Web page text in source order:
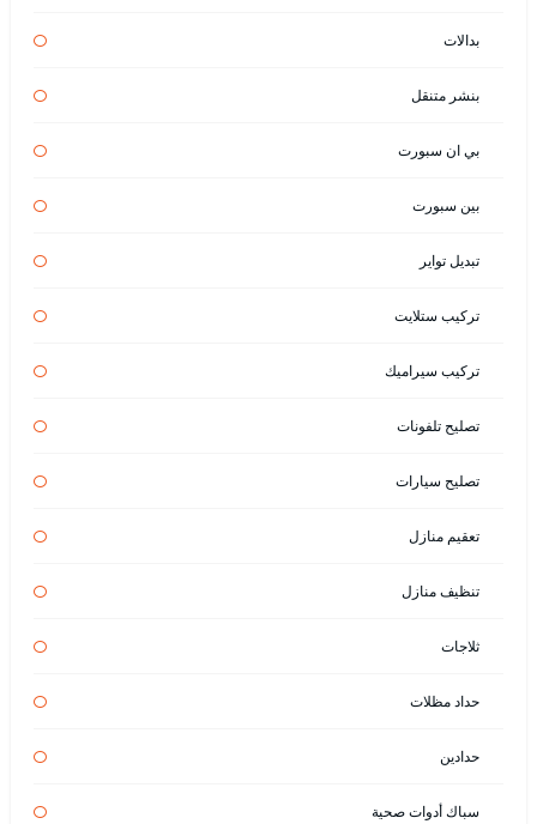
بدالات
بنشر متنقل
بي ان سبورت
بين سبورت
تبديل تواير
تركيب ستلايت
تركيب سيراميك
تصليح تلفونات
تصليح سيارات
تعقيم منازل
تنظيف منازل
ثلاجات
حداد مظلات
حدادين
سباك أدوات صحية